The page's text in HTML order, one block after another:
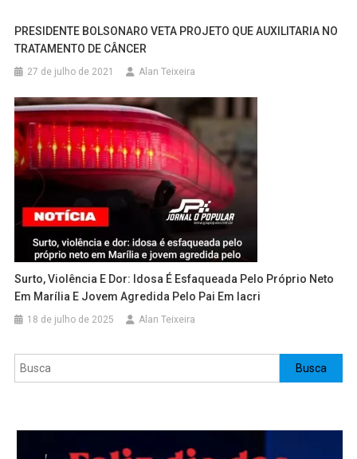
PRESIDENTE BOLSONARO VETA PROJETO QUE AUXILITARIA NO
TRATAMENTO DE CÂNCER
27 de julho de 2021 Alan Teixeira
Surto, Violência E Dor: Idosa É Esfaqueada Pelo Próprio Neto
Em Marília E Jovem Agredida Pelo Pai Em Iacri
18 de julho de 2025 Alan Teixeira
Pesquisar Busca